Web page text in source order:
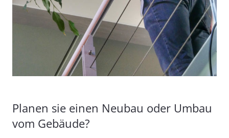
Planen sie einen Neubau oder Umbau
vom Gebäude?